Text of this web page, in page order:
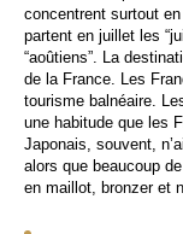
concentrent surtout
partent en juillet les
“aoûtiens”. La
de la France. Les
tourisme balnéaire.
une habitude que les
Japonais, souvent,
alors que beaucoup
en maillot, bronzer et